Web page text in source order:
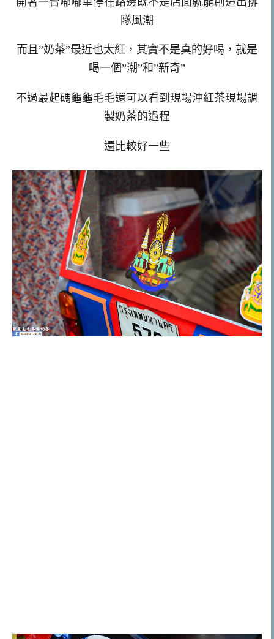
隊風潮
而且”奶茶”最近也太紅，其實不是真的好喝，就是
喝一個”潮”和”新奇”
不過最起碼龜龜毛毛還可以看到現場沖紅茶現場調
製奶茶的過程
還比較好一些